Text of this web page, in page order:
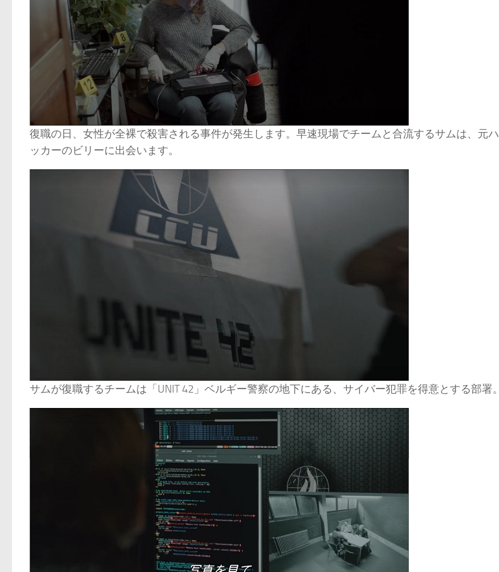
復職の日、女性が全裸で殺害される事件が発生します。早速現場でチームと合流するサムは、元ハ
ッカーのビリーに出会います。
サムが復職するチームは「UNIT 42」ベルギー警察の地下にある、サイバー犯罪を得意とする部署。